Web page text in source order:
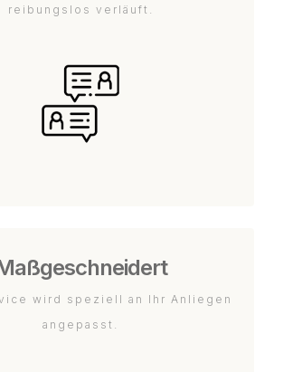
reibungslos verläuft.
wird speziell an Ihr Anliegen
angepasst.